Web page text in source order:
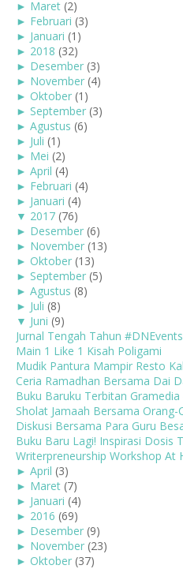
► Maret (2)
► Februari (3)
► Januari (1)
► 2018 (32)
► Desember (3)
► November (4)
► Oktober (1)
► September (3)
► Agustus (6)
► Juli (1)
► Mei (2)
► April (4)
► Februari (4)
► Januari (4)
▼ 2017 (76)
► Desember (6)
► November (13)
► Oktober (13)
► September (5)
► Agustus (8)
► Juli (8)
▼ Juni (9)
Jurnal Tengah Tahun
Main 1 Like 1 Kisah Poligami
Mudik Pantura Mampir Resto
Ceria Ramadhan Bersama Dai
Buku Baruku Terbitan
Sholat Jamaah Bersama Orang-
Diskusi Bersama Para Guru
Buku Baru Lagi! Inspirasi Dosis
Writerpreneurship Workshop At
► April (3)
► Maret (7)
► Januari (4)
► 2016 (69)
► Desember (9)
► November (23)
► Oktober (37)